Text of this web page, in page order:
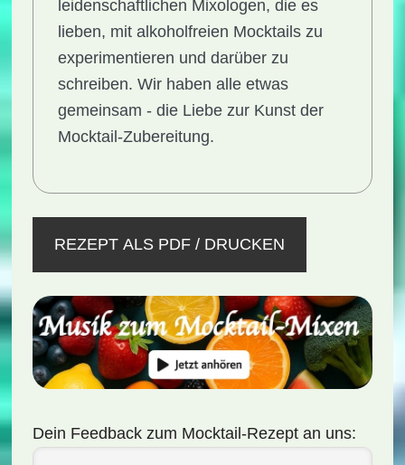
leidenschaftlichen Mixologen, die es
lieben, mit alkoholfreien Mocktails zu
experimentieren und darüber zu
schreiben. Wir haben alle etwas
gemeinsam - die Liebe zur Kunst der
Mocktail-Zubereitung.
REZEPT ALS PDF / DRUCKEN
Dein Feedback zum Mocktail-Rezept an uns: